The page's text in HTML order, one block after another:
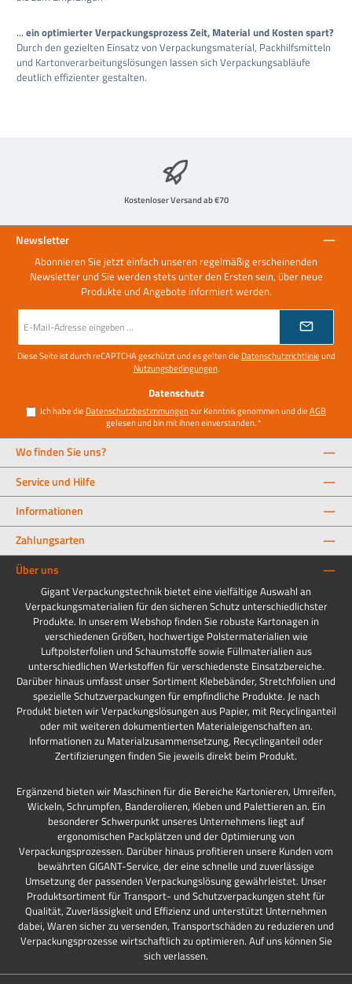
... ein optimierter Verpackungsprozess Zeit, Material und Kosten spart?
Durch den gezielten Einsatz von Verpackungsmaterial, Packhilfsmitteln
und Kartonverarbeitungslösungen lassen sich Verpackungsabläufe
deutlich effizienter gestalten.
Kostenloser Versand ab €70
Newsletter
Abonnieren Sie jetzt einfach unseren regelmäßig erscheinenden
Newsletter und Sie werden stets unter den Ersten sein, über neue
Produkte und Angebote informiert werden.
E-
Mail-
Adresse
*
Diese Seite ist durch reCAPTCHA geschützt und es gelten die Datenschutzrichtlinieund
Nutzungsbedingungen.
Datenschutz
Ich habe die Datenschutzbestimmungenzur Kenntnis genommen und dieAGB
gelesen und bin mit ihnen einverstanden.*
Wo finden Sie uns?
Service und Hilfe
Informationen
Zahlungsarten
Über uns
Gigant Verpackungstechnik bietet eine vielfältige Auswahl an
Verpackungsmaterialien für den sicheren Schutz unterschiedlichster
Produkte. In unserem Webshop finden Sie robuste Kartonagen in
verschiedenen Größen, hochwertige Polstermaterialien wie
Luftpolsterfolien und Schaumstoffe sowie Füllmaterialien aus
unterschiedlichen Werkstoffen für verschiedenste Einsatzbereiche.
Darüber hinaus umfasst unser Sortiment Klebebänder, Stretchfolien und
spezielle Schutzverpackungen für empfindliche Produkte. Je nach
Produkt bieten wir Verpackungslösungen aus Papier, mit Recyclinganteil
oder mit weiteren dokumentierten Materialeigenschaften an.
Informationen zu Materialzusammensetzung, Recyclinganteil oder
Zertifizierungen finden Sie jeweils direkt beim Produkt.
Ergänzend bieten wir Maschinen für die Bereiche Kartonieren, Umreifen,
Wickeln, Schrumpfen, Banderolieren, Kleben und Palettieren an. Ein
besonderer Schwerpunkt unseres Unternehmens liegt auf
ergonomischen Packplätzen und der Optimierung von
Verpackungsprozessen. Darüber hinaus profitieren unsere Kunden vom
bewährten GIGANT-Service, der eine schnelle und zuverlässige
Umsetzung der passenden Verpackungslösung gewährleistet. Unser
Produktsortiment für Transport- und Schutzverpackungen steht für
Qualität, Zuverlässigkeit und Effizienz und unterstützt Unternehmen
dabei, Waren sicher zu versenden, Transportschäden zu reduzieren und
Verpackungsprozesse wirtschaftlich zu optimieren. Auf uns können Sie
sich verlassen.